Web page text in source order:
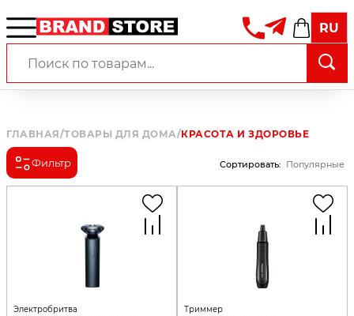
RU
ГЛАВНАЯ/ТОВАРЫ ДЛЯ ДОМА/КРАСОТА И ЗДОРОВЬЕ
Фильтр Сортировать: Популярные
Электробритва
Триммер